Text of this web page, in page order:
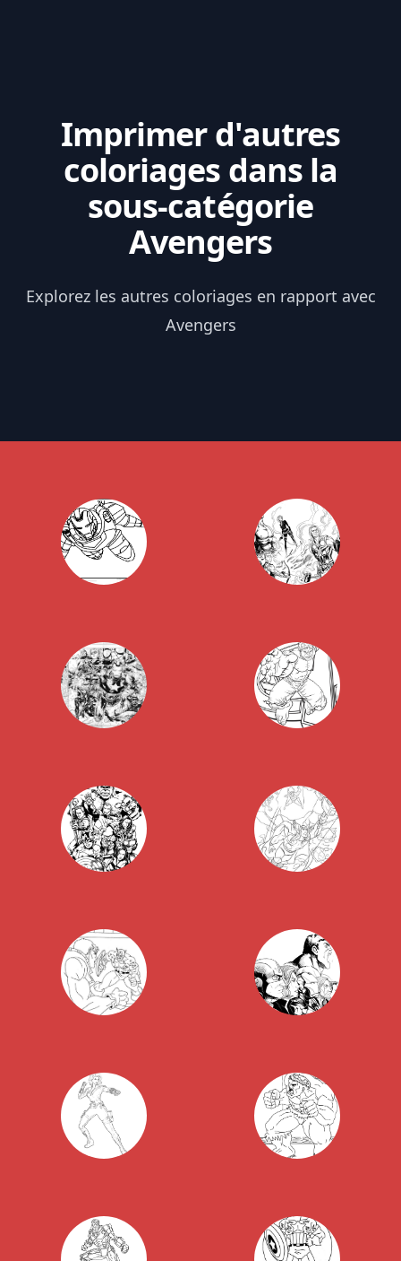
Imprimer d'autres
coloriages dans la
sous-catégorie
Avengers
Explorez les autres coloriages en rapport avec
Avengers